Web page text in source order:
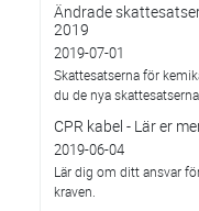
Ändrade
2019
2019-07-01
Skattesatserna för
du de nya skattesatserna.
CPR kabel - Lär er
2019-06-04
Lär dig om ditt ansvar
kraven.